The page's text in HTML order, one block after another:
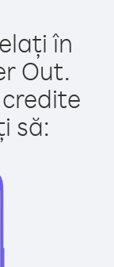
în
Out.
să: